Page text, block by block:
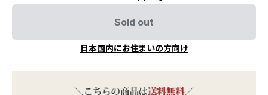
Sold out
日本国内にお住まいの方向け